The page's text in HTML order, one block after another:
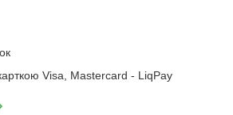
Visa, Mastercard - LiqPay